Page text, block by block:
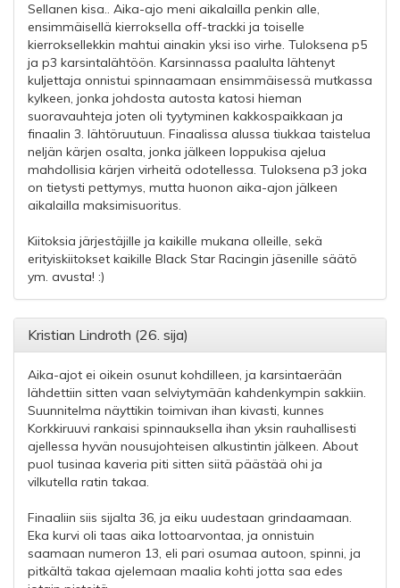
Sellanen kisa.. Aika-ajo meni aikalailla penkin alle,
ensimmäisellä kierroksella off-trackki ja toiselle
kierroksellekkin mahtui ainakin yksi iso virhe. Tuloksena p5
ja p3 karsintalähtöön. Karsinnassa paalulta lähtenyt
kuljettaja onnistui spinnaamaan ensimmäisessä mutkassa
kylkeen, jonka johdosta autosta katosi hieman
suoravauhteja joten oli tyytyminen kakkospaikkaan ja
finaalin 3. lähtöruutuun. Finaalissa alussa tiukkaa taistelua
neljän kärjen osalta, jonka jälkeen loppukisa ajelua
mahdollisia kärjen virheitä odotellessa. Tuloksena p3 joka
on tietysti pettymys, mutta huonon aika-ajon jälkeen
aikalailla maksimisuoritus.
Kiitoksia järjestäjille ja kaikille mukana olleille, sekä
erityiskiitokset kaikille Black Star Racingin jäsenille säätö
ym. avusta! :)
Kristian Lindroth (26. sija)
Aika-ajot ei oikein osunut kohdilleen, ja karsintaerään
lähdettiin sitten vaan selviytymään kahdenkympin sakkiin.
Suunnitelma näyttikin toimivan ihan kivasti, kunnes
Korkkiruuvi rankaisi spinnauksella ihan yksin rauhallisesti
ajellessa hyvän nousujohteisen alkustintin jälkeen. About
puol tusinaa kaveria piti sitten siitä päästää ohi ja
vilkutella ratin takaa.
Finaaliin siis sijalta 36, ja eiku uudestaan grindaamaan.
Eka kurvi oli taas aika lottoarvontaa, ja onnistuin
saamaan numeron 13, eli pari osumaa autoon, spinni, ja
pitkältä takaa ajelemaan maalia kohti jotta saa edes